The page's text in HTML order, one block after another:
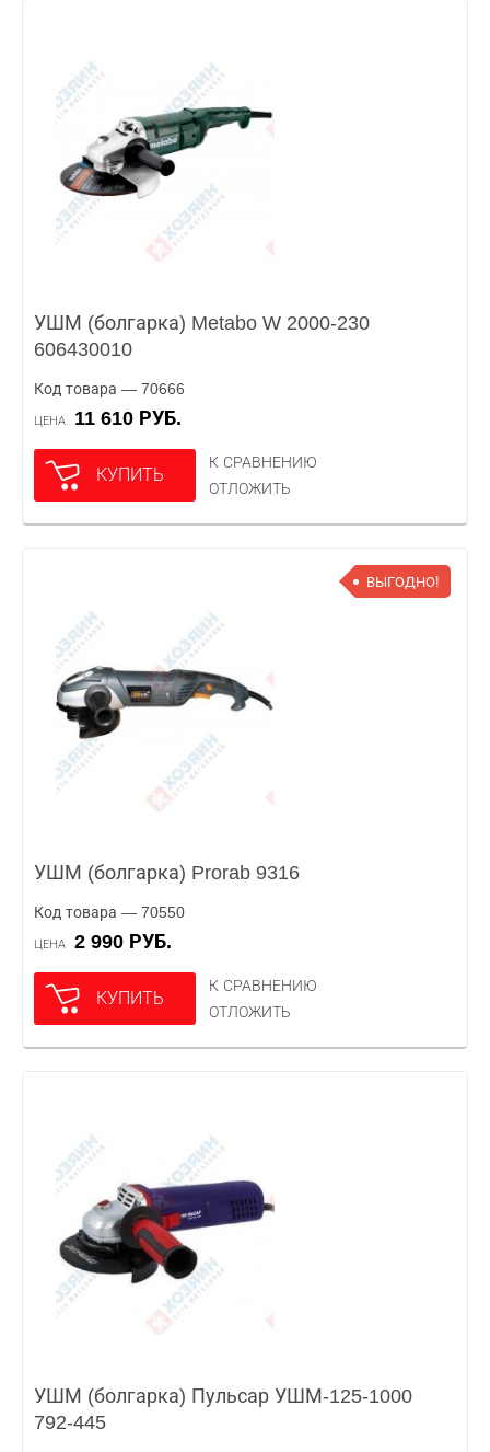
УШМ (болгарка) Metabo W 2000-230
606430010
Код товара — 70666
ЦЕНА 11 610 РУБ.
КУПИТЬ
К СРАВНЕНИЮ
ОТЛОЖИТЬ
ВЫГОДНО!
УШМ (болгарка) Prorab 9316
Код товара — 70550
ЦЕНА 2 990 РУБ.
КУПИТЬ
К СРАВНЕНИЮ
ОТЛОЖИТЬ
УШМ (болгарка) Пульсар УШМ-125-1000
792-445